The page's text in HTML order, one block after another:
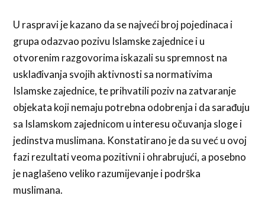
U raspravi je kazano da se najveći broj pojedinaca i
grupa odazvao pozivu Islamske zajednice i u
otvorenim razgovorima iskazali su spremnost na
usklađivanja svojih aktivnosti sa normativima
Islamske zajednice, te prihvatili poziv na zatvaranje
objekata koji nemaju potrebna odobrenja i da sarađuju
sa Islamskom zajednicom u interesu očuvanja sloge i
jedinstva muslimana. Konstatirano je da su već u ovoj
fazi rezultati veoma pozitivni i ohrabrujući, a posebno
je naglašeno veliko razumijevanje i podrška
muslimana.